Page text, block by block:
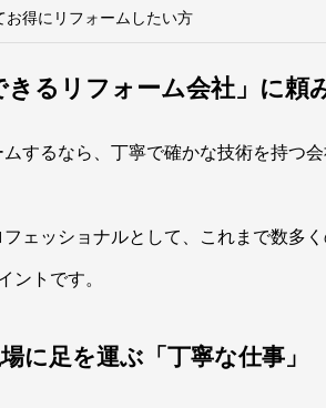
お得にリフォームしたい方
るリフォーム会社」に頼
するなら、丁寧で確かな技術を持つ会
ェッショナルとして、これまで数多
トです。
に足を運ぶ「丁寧な仕事」